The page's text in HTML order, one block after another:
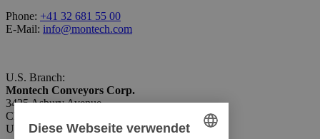
Phone: +41 32 681 55 00
E-Mail: info@montech.com
U.S. Branch:
Montech Conveyors Corp.
3425 Asbury Avenue
Charlotte, NC 28206
USA Diese Webseite verwendet